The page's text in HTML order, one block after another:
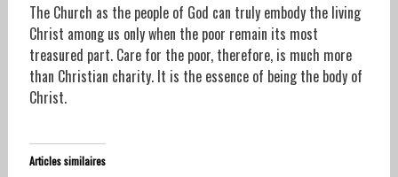
The Church as the people of God can truly embody the living
Christ among us only when the poor remain its most
treasured part. Care for the poor, therefore, is much more
than Christian charity. It is the essence of being the body of
Christ.
Articles similaires